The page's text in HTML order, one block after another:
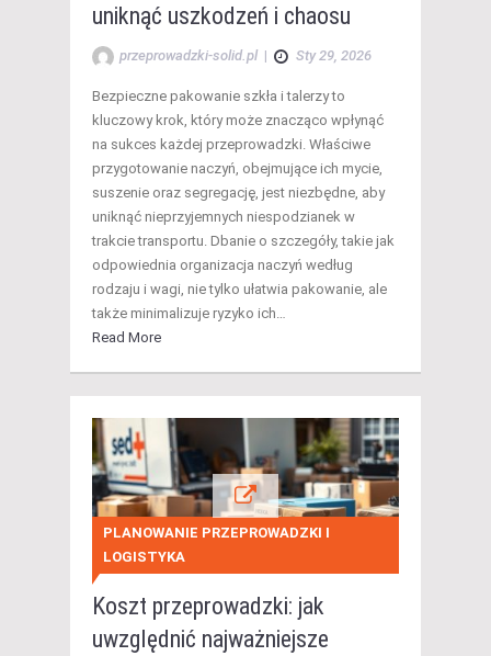
uniknąć uszkodzeń i chaosu
przeprowadzki-solid.pl | Sty 29, 2026
Bezpieczne pakowanie szkła i talerzy to
kluczowy krok, który może znacząco wpłynąć
na sukces każdej przeprowadzki. Właściwe
przygotowanie naczyń, obejmujące ich mycie,
suszenie oraz segregację, jest niezbędne, aby
uniknąć nieprzyjemnych niespodzianek w
trakcie transportu. Dbanie o szczegóły, takie jak
odpowiednia organizacja naczyń według
rodzaju i wagi, nie tylko ułatwia pakowanie, ale
także minimalizuje ryzyko ich…
Read More
PLANOWANIE PRZEPROWADZKI I
LOGISTYKA
Koszt przeprowadzki: jak
uwzględnić najważniejsze